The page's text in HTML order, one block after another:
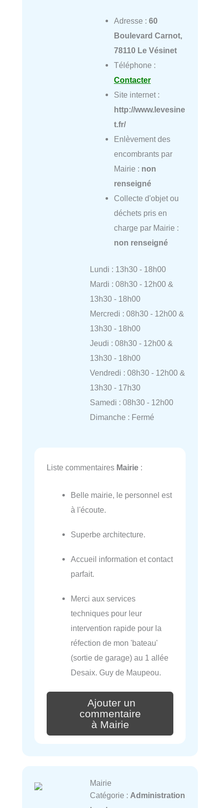
Adresse : 60
Boulevard Carnot,
78110 Le Vésinet
Téléphone :
Contacter
Site internet :
http://www.levesine
t.fr/
Enlèvement des
encombrants par
Mairie : non
renseigné
Collecte d'objet ou
déchets pris en
charge par Mairie :
non renseigné
Lundi : 13h30 - 18h00
Mardi : 08h30 - 12h00 &
13h30 - 18h00
Mercredi : 08h30 - 12h00 &
13h30 - 18h00
Jeudi : 08h30 - 12h00 &
13h30 - 18h00
Vendredi : 08h30 - 12h00 &
13h30 - 17h30
Samedi : 08h30 - 12h00
Dimanche : Fermé
Liste commentaires Mairie :
Belle mairie, le personnel est
à l'écoute.
Superbe architecture.
Accueil information et contact
parfait.
Merci aux services
techniques pour leur
intervention rapide pour la
réfection de mon 'bateau'
(sortie de garage) au 1 allée
Desaix. Guy de Maupeou.
Ajouter un
commentaire
à Mairie
Mairie
Catégorie : Administration